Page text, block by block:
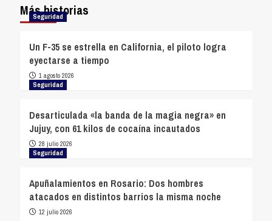
Más historias
Seguridad
Un F-35 se estrella en California, el piloto logra
eyectarse a tiempo
1 agosto 2026
Seguridad
Desarticulada «la banda de la magia negra» en
Jujuy, con 61 kilos de cocaína incautados
28 julio 2026
Seguridad
Apuñalamientos en Rosario: Dos hombres
atacados en distintos barrios la misma noche
12 julio 2026